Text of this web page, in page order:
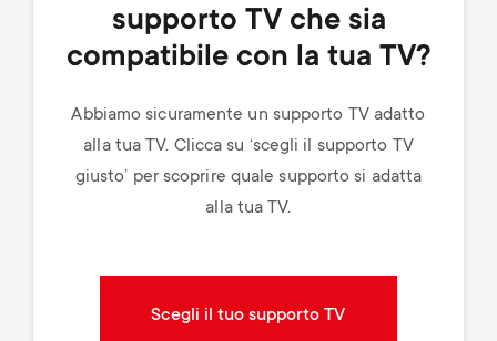
supporto TV che sia
compatibile con la tua TV?
Abbiamo sicuramente un supporto TV adatto
alla tua TV. Clicca su ‘scegli il supporto TV
giusto’ per scoprire quale supporto si adatta
alla tua TV.
Scegli il tuo supporto TV